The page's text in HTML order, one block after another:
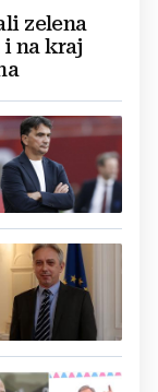
zelena
na kraj